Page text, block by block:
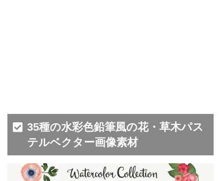
35種の水彩色鉛筆風の花・草木パス
テルベクター画像素材